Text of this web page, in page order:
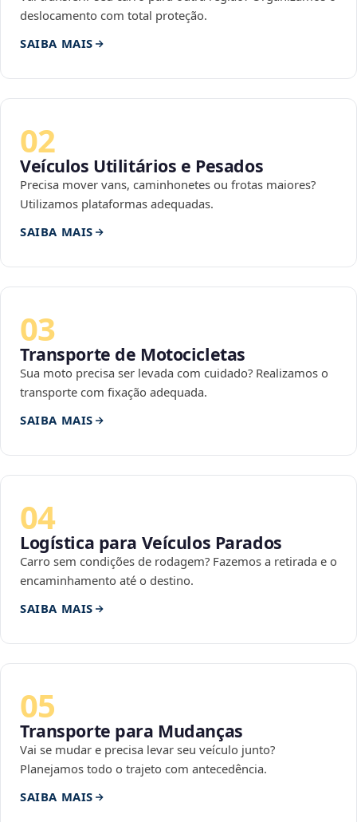
deslocamento com total proteção.
SAIBA MAIS
02
Veículos Utilitários e Pesados
Precisa mover vans, caminhonetes ou frotas maiores?
Utilizamos plataformas adequadas.
SAIBA MAIS
03
Transporte de Motocicletas
Sua moto precisa ser levada com cuidado? Realizamos o
transporte com fixação adequada.
SAIBA MAIS
04
Logística para Veículos Parados
Carro sem condições de rodagem? Fazemos a retirada e o
encaminhamento até o destino.
SAIBA MAIS
05
Transporte para Mudanças
Vai se mudar e precisa levar seu veículo junto?
Planejamos todo o trajeto com antecedência.
SAIBA MAIS